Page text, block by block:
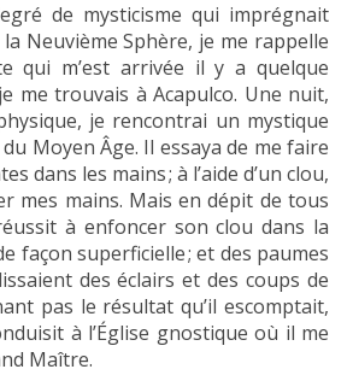
de mysticisme qui imprégnait
Neuvième Sphère, je me rappelle
qui m’est arrivée il y a quelque
me trouvais à Acapulco. Une nuit,
je rencontrai un mystique
Moyen Âge. Il essaya de me faire
dans les mains ; à l’aide d’un clou,
mes mains. Mais en dépit de tous
à enfoncer son clou dans la
façon superficielle ; et des paumes
des éclairs et des coups de
pas le résultat qu’il escomptait,
à l’Église gnostique où il me
Maître.